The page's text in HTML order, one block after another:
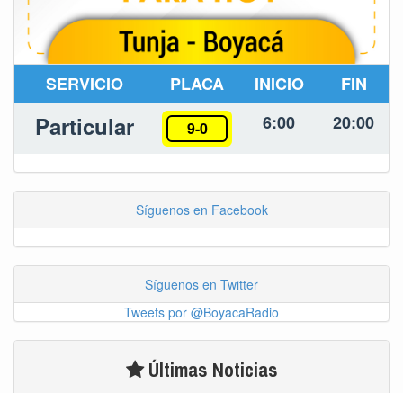
SERVICIO PLACA INICIO FIN
Particular 9-0 6:00 20:00
Síguenos en Facebook
Síguenos en Twitter
Tweets por @BoyacaRadio
Últimas Noticias